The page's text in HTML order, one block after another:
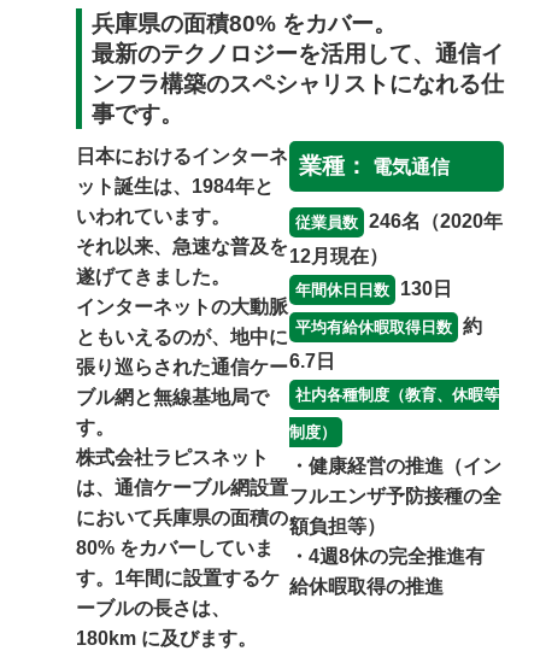
兵庫県の面積80% をカバー。
最新のテクノロジーを活用して、通信イ
ンフラ構築のスペシャリストになれる仕
事です。
日本におけるインターネ
ット誕生は、1984年と
いわれています。
それ以来、急速な普及を
遂げてきました。
インターネットの大動脈
ともいえるのが、地中に
張り巡らされた通信ケー
ブル網と無線基地局で
す。
株式会社ラピスネット
は、通信ケーブル網設置
において兵庫県の面積の
80% をカバーしていま
す。1年間に設置するケ
ーブルの長さは、
180km に及びます。
業種： 電気通信
従業員数 246名（2020年
12月現在）
年間休日日数 130日
平均有給休暇取得日数 約
6.7日
社内各種制度（教育、休暇等
制度）
・健康経営の推進（イン
フルエンザ予防接種の全
額負担等）
・4週8休の完全推進有
給休暇取得の推進